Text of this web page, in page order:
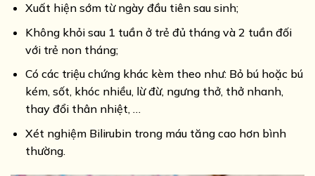
Xuất hiện sớm từ ngày đầu tiên sau sinh;
Không khỏi sau 1 tuần ở trẻ đủ tháng và 2 tuần đối
với trẻ non tháng;
Có các triệu chứng khác kèm theo như: Bỏ bú hoặc bú
kém, sốt, khóc nhiều, lừ đừ, ngưng thở, thở nhanh,
thay đổi thân nhiệt, …
Xét nghiệm Bilirubin trong máu tăng cao hơn bình
thường.